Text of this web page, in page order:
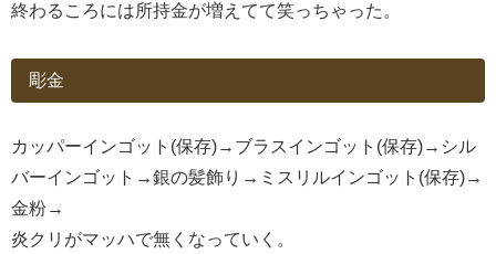
終わるころには所持金が増えてて笑っちゃった。
彫金
カッパーインゴット(保存)→ブラスインゴット(保存)→シル
バーインゴット→銀の髪飾り→ミスリルインゴット(保存)→
金粉→
炎クリがマッハで無くなっていく。